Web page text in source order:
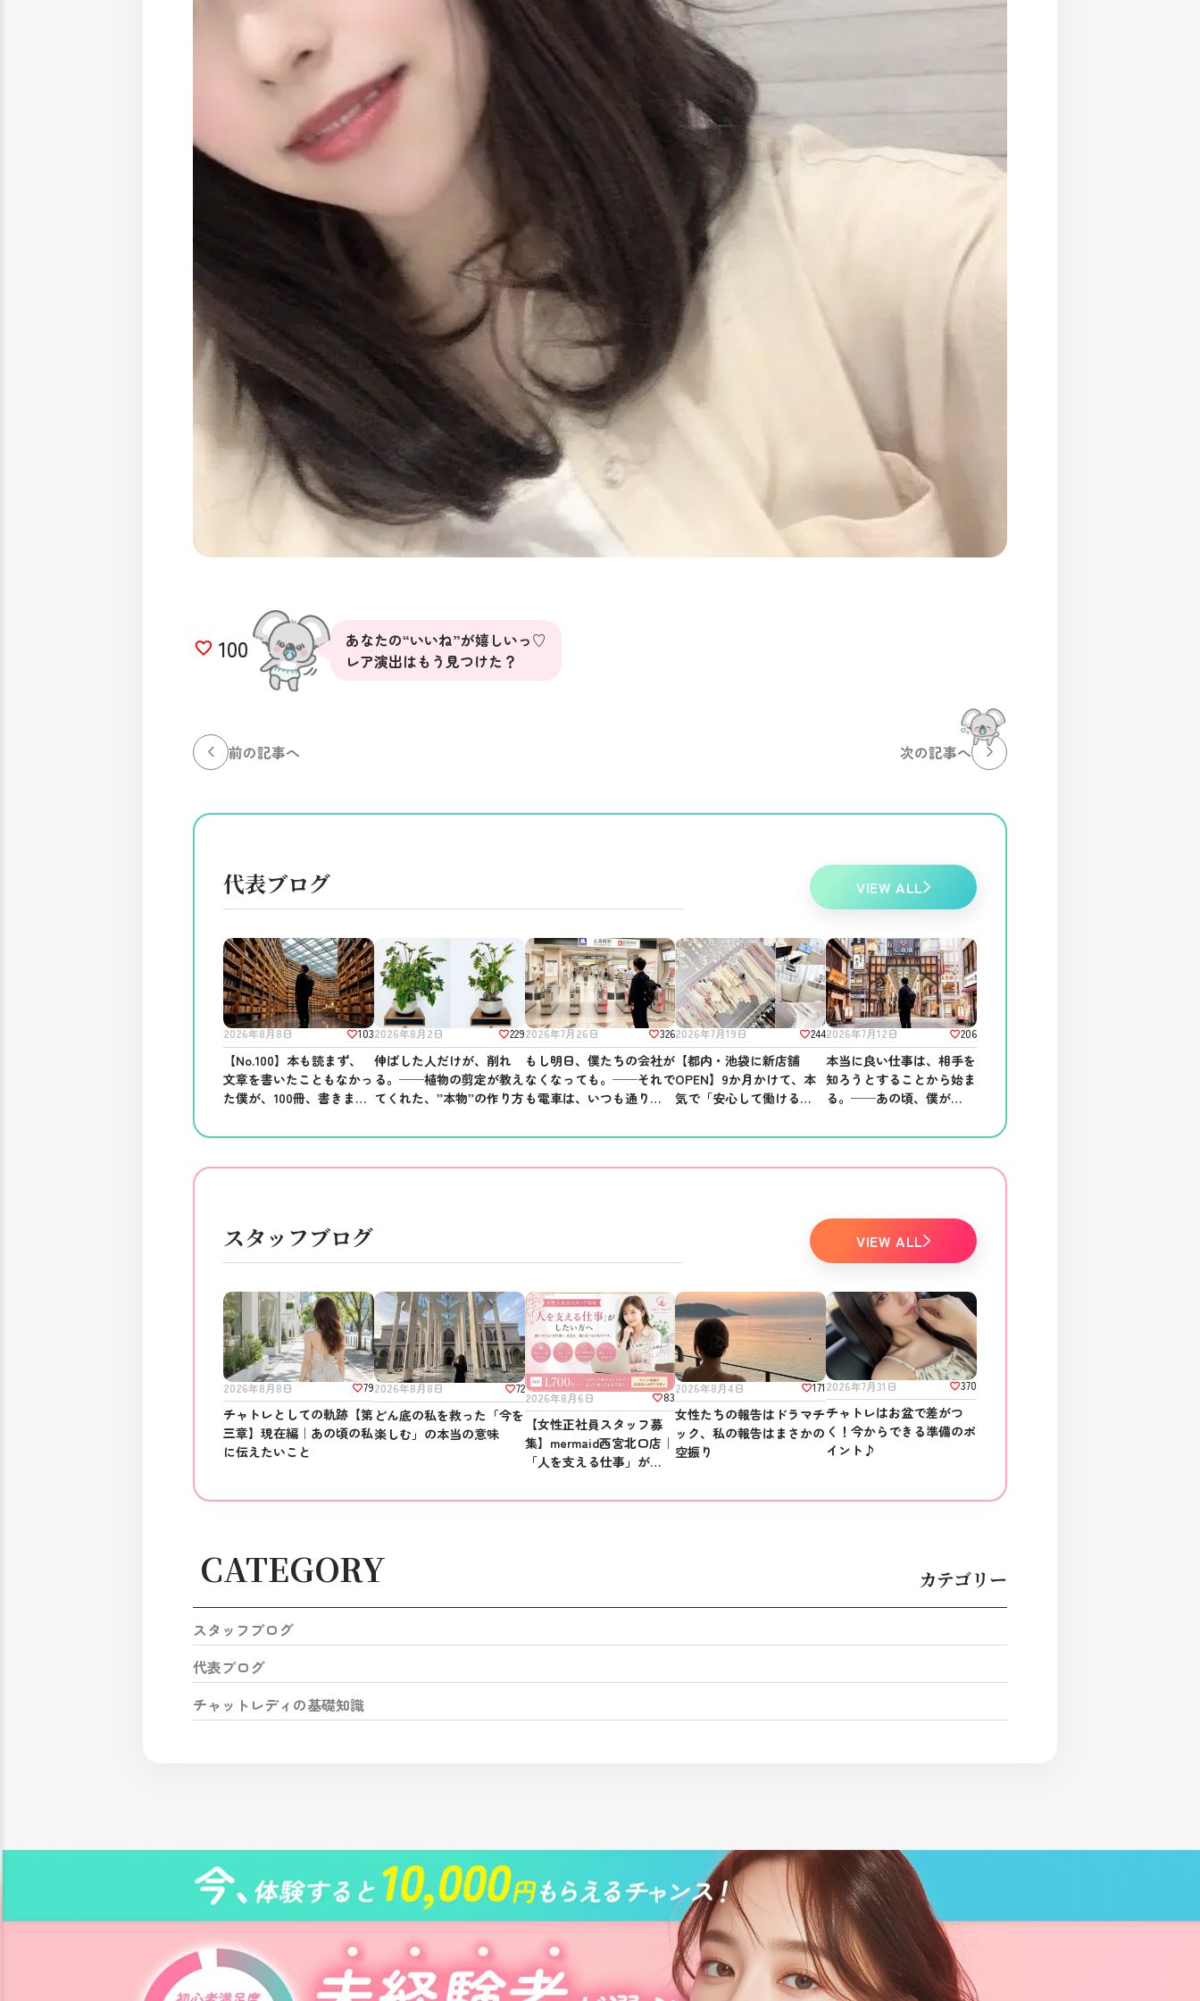
100
あなたの“いいね”が嬉しいっ♡
レア演出はもう見つけた？
前の記事へ 次の記事へ
代表ブログ VIEW ALL
2026年8月8日 103
【No.100】本も読まず、
文章を書いたこともなかっ
た僕が、100冊、書きまし
る意味。
2026年8月2日 229
伸ばした人だけが、削れ
る。──植物の剪定が教え
てくれた、”本物”の作り方
2026年7月26日 326
もし明日、僕たちの会社が
なくなっても。──それで
も電車は、いつも通り走っ
2026年7月19日 244
【都内・池袋に新店舗
OPEN】9か月かけて、本
気で「安心して働ける場
2026年7月12日 206
本当に良い仕事は、相手を
知ろうとすることから始ま
る。──あの頃、僕がして
スタッフブログ VIEW ALL
2026年8月8日 79
チャトレとしての軌跡【第
三章】現在編｜あの頃の私
に伝えたいこと
2026年8月8日 72
どん底の私を救った「今を
楽しむ」の本当の意味
2026年8月6日 83
【女性正社員スタッフ募
集】mermaid西宮北口店｜
「人を支える仕事」がした
2026年8月4日 171
女性たちの報告はドラマチ
ック、私の報告はまさかの
空振り
2026年7月31日 370
チャトレはお盆で差がつ
く！今からできる準備のポ
イント♪
CATEGORY カテゴリー
スタッフブログ
代表ブログ
チャットレディの基礎知識